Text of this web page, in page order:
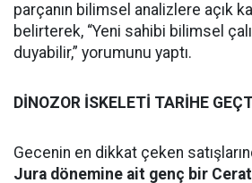
parçanın bilimsel analizlere açık
belirterek, “Yeni sahibi bilimsel
duyabilir,” yorumunu yaptı.
DİNOZOR İSKELETİ TARİHE
Gecenin en dikkat çeken
Jura dönemine ait genç bir